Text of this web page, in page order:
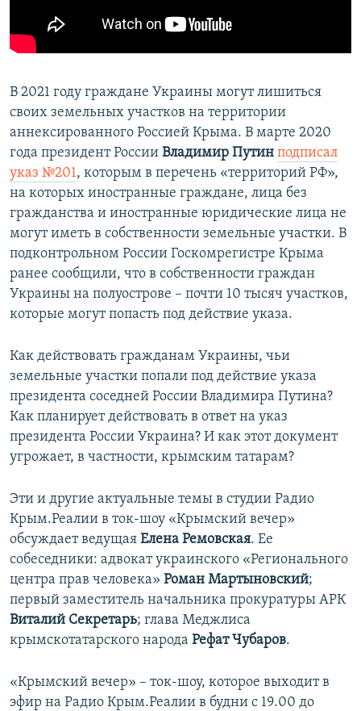
ПОБЕДИТЕЛЕЙ НЕ СУДЯТ?
КРЫМ.НЕПОКОРЕННЫЙ
УКРАИНСКАЯ ПРОБЛЕМА КРЫМА
ПРИСОЕДИНЯЙТЕСЬ!
Все сайты RFE/RL
В 2021 году граждане Украины могут лишиться
своих земельных участков на территории
аннексированного Россией Крыма. В марте 2020
года президент России Владимир Путин подписал
указ №201, которым в перечень «территорий РФ»,
на которых иностранные граждане, лица без
гражданства и иностранные юридические лица не
могут иметь в собственности земельные участки. В
подконтрольном России Госкомрегистре Крыма
ранее сообщили, что в собственности граждан
Украины на полуострове – почти 10 тысяч участков,
которые могут попасть под действие указа.
Как действовать гражданам Украины, чьи
земельные участки попали под действие указа
президента соседней России Владимира Путина?
Как планирует действовать в ответ на указ
президента России Украина? И как этот документ
угрожает, в частности, крымским татарам?
Эти и другие актуальные темы в студии Радио
Крым.Реалии в ток-шоу «Крымский вечер»
обсуждает ведущая Елена Ремовская. Ее
собеседники: адвокат украинского «Регионального
центра прав человека» Роман Мартыновский;
первый заместитель начальника прокуратуры АРК
Виталий Секретарь; глава Меджлиса
крымскотатарского народа Рефат Чубаров.
«Крымский вечер» – ток-шоу, которое выходит в
эфир на Радио Крым.Реалии в будни с 19.00 до